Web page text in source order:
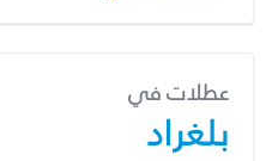
عطلات في
بلغراد